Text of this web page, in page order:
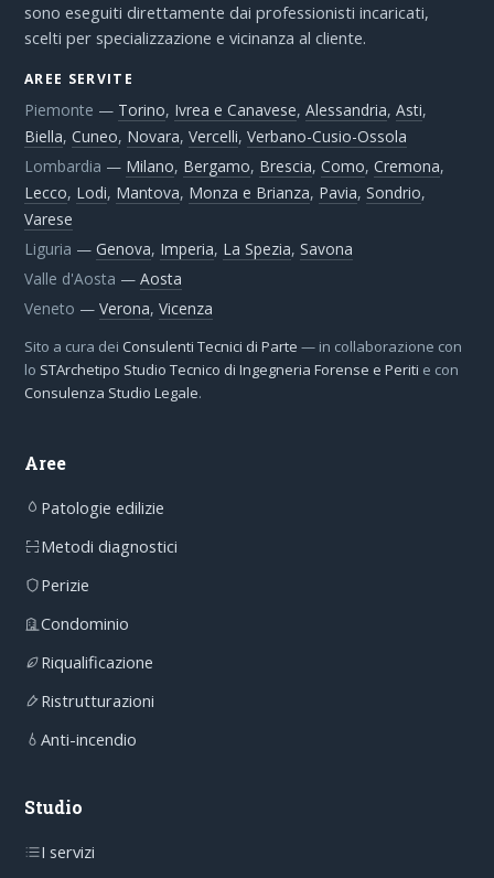
sono eseguiti direttamente dai professionisti incaricati,
scelti per specializzazione e vicinanza al cliente.
AREE SERVITE
Piemonte — Torino, Ivrea e Canavese, Alessandria, Asti,
Biella, Cuneo, Novara, Vercelli, Verbano-Cusio-Ossola
Lombardia — Milano, Bergamo, Brescia, Como, Cremona,
Lecco, Lodi, Mantova, Monza e Brianza, Pavia, Sondrio,
Varese
Liguria — Genova, Imperia, La Spezia, Savona
Valle d'Aosta — Aosta
Veneto — Verona, Vicenza
Sito a cura dei Consulenti Tecnici di Parte — in collaborazione con
lo STArchetipo Studio Tecnico di Ingegneria Forense e Periti e con
Consulenza Studio Legale.
Aree
Patologie edilizie
Metodi diagnostici
Perizie
Condominio
Riqualificazione
Ristrutturazioni
Anti-incendio
Studio
I servizi